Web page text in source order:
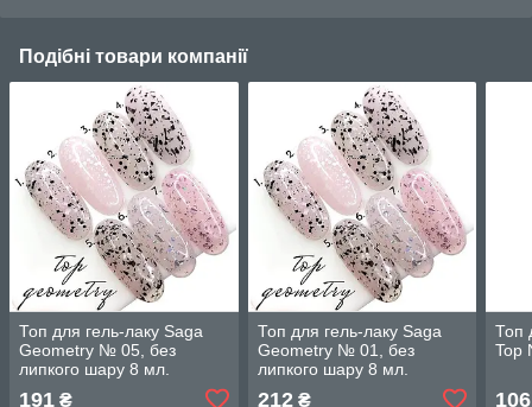
Подібні товари компанії
Топ для гель-лаку Saga
Geometry № 05, без
липкого шару 8 мл.
191 ₴
Топ для гель-лаку Saga
Geometry № 01, без
липкого шару 8 мл.
212₴
Топ
Top